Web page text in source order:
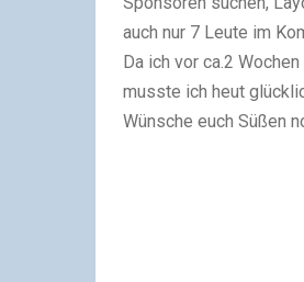
auch nur 7 Leute im
Da ich vor ca.2
musste ich heut
Wünsche euch Süßen